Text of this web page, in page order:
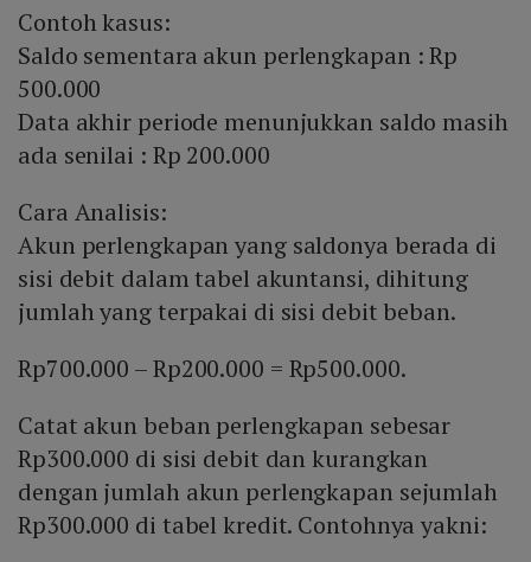
Contoh kasus:
Saldo sementara akun perlengkapan : Rp
500.000
Data akhir periode menunjukkan saldo masih
ada senilai : Rp 200.000
Cara Analisis:
Akun perlengkapan yang saldonya berada di
sisi debit dalam tabel akuntansi, dihitung
jumlah yang terpakai di sisi debit beban.
Rp700.000 – Rp200.000 = Rp500.000.
Catat akun beban perlengkapan sebesar
Rp300.000 di sisi debit dan kurangkan
dengan jumlah akun perlengkapan sejumlah
Rp300.000 di tabel kredit. Contohnya yakni: